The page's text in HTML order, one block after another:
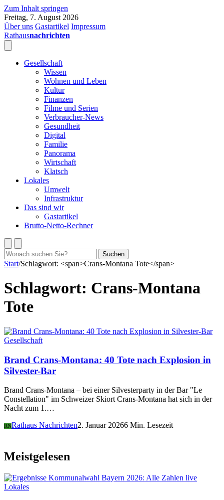
Zum Inhalt springen
Freitag, 7. August 2026
Über uns Gastartikel Impressum
Rathausnachrichten
Gesellschaft
Wissen
Wohnen und Leben
Kultur
Finanzen
Filme und Serien
Verbraucher-News
Gesundheit
Digital
Familie
Panorama
Wirtschaft
Klatsch
Lokales
Umwelt
Infrastruktur
Das sind wir
Gastartikel
Brutto-Netto-Rechner
Suchen
nach:
Suchen
Start/Schlagwort: <span>Crans-Montana Tote</span>
Schlagwort: Crans-Montana
Tote
Gesellschaft
Brand Crans-Montana: 40 Tote nach Explosion in
Silvester-Bar
Brand Crans-Montana – bei einer Silvesterparty in der Bar "Le
Constellation" im Schweizer Skiort Crans-Montana hat sich in der
Nacht zum 1.…
RNRathaus Nachrichten2. Januar 20266 Min. Lesezeit
Meistgelesen
Lokales